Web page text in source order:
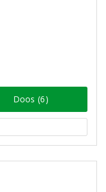
Doos (6)